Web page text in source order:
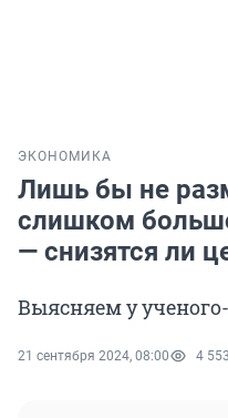
ЭКОНОМИКА
Лишь бы не
слишком
— снизятся ли
Выясняем у
21 сентября 2024, 08:00 4 553